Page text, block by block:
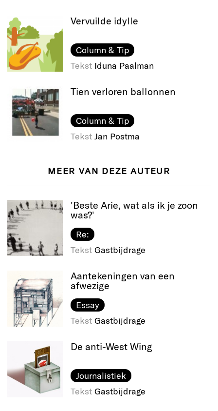
Vervuilde idylle
Column & Tip
Tekst Iduna Paalman
Tien verloren ballonnen
Column & Tip
Tekst Jan Postma
MEER VAN DEZE AUTEUR
'Beste Arie, wat als ik je zoon
was?'
Re:
Tekst Gastbijdrage
Aantekeningen van een
afwezige
Essay
Tekst Gastbijdrage
De anti-West Wing
Journalistiek
Tekst Gastbijdrage